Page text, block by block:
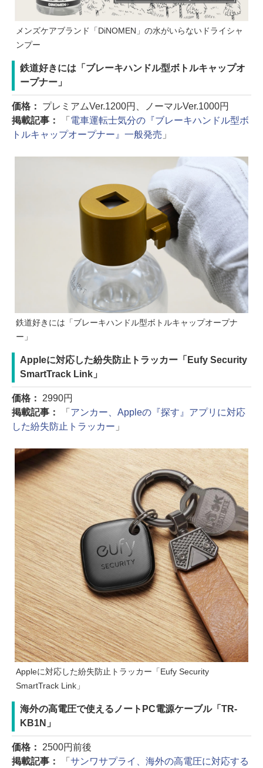
メンズケアブランド「DiNOMEN」の水がいらないドライシャ
ンプー
鉄道好きには「ブレーキハンドル型ボトルキャップオ
ープナー」
価格： プレミアムVer.1200円、ノーマルVer.1000円
掲載記事：
「 電車運転士気分の『ブレーキハンドル型ボ
トルキャップオープナー』一般発売 」
鉄道好きには「ブレーキハンドル型ボトルキャップオープナ
ー」
Appleに対応した紛失防止トラッカー「Eufy Security
SmartTrack Link」
価格： 2990円
掲載記事：
「 アンカー、Appleの『探す』アプリに対応
した紛失防止トラッカー 」
Appleに対応した紛失防止トラッカー「Eufy Security
SmartTrack Link」
海外の高電圧で使えるノートPC電源ケーブル「TR-
KB1N」
価格： 2500円前後
掲載記事：
「 サンワサプライ、海外の高電圧に対応する